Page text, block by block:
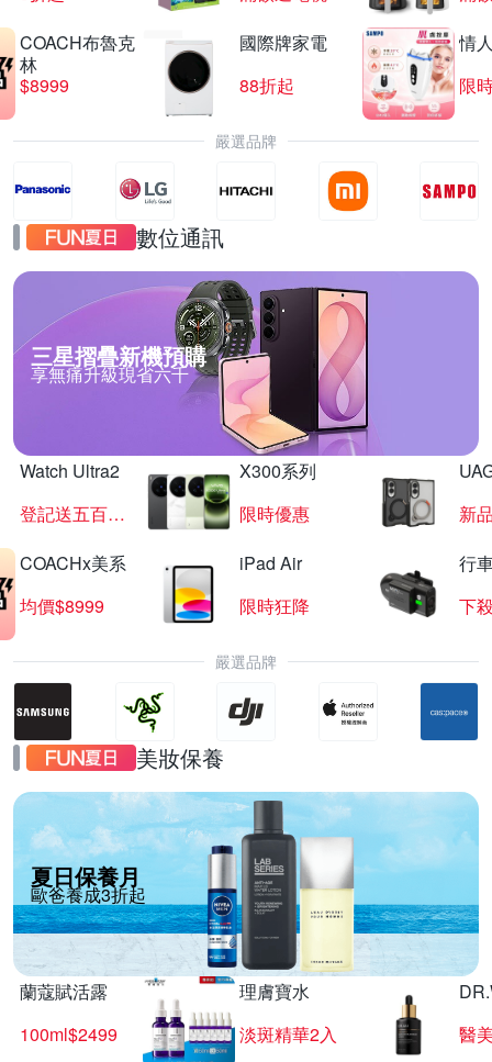
COACH布魯克
林
$8999
國際牌家電
88折起
情
限
嚴選品牌
數位通訊
三星摺疊新機預購
享無痛升級現省六千
Watch Ultra2
登記送五百超贈點
X300系列
限時優惠
新
COACHx美系
均價$8999
iPad Air
限時狂降
行
下
嚴選品牌
美妝保養
夏日保養月
歐爸養成3折起
蘭蔻賦活露
100ml$2499
理膚寶水
淡斑精華2入
醫